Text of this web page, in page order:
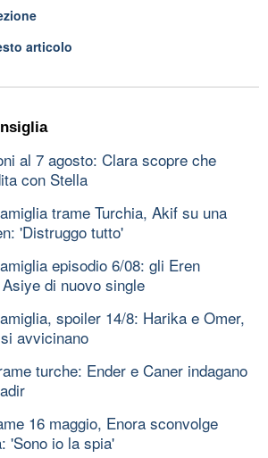
articolo
al 7 agosto: Clara scopre che
con Stella
trame Turchia, Akif su una
'Distruggo tutto'
episodio 6/08: gli Eren
di nuovo single
spoiler 14/8: Harika e Omer,
avvicinano
turche: Ender e Caner indagano
16 maggio, Enora sconvolge
'Sono io la spia'